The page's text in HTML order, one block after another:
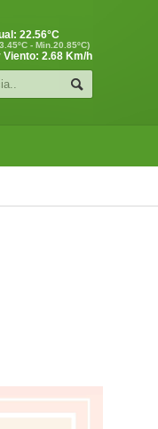
22.56°C
- Min.20.85ºC)
Viento: 2.68 Km/h